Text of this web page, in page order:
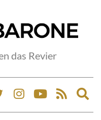
das Revier